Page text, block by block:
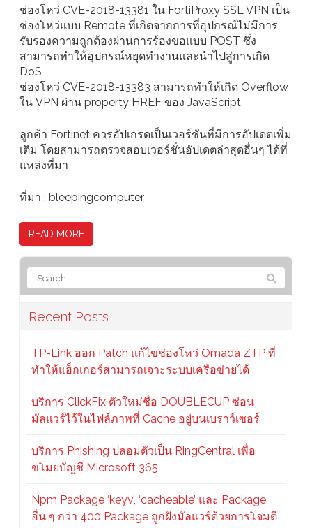
ช่องโหว่ CVE-2018-13381 ใน FortiProxy SSL VPN เป็น
ช่องโหว่แบบ Remote ที่เกิดจากการที่อุปกรณ์ไม่มีการ
รับรองความถูกต้องผ่านการร้องขอแบบ POST ซึ่ง
สามารถทำให้อุปกรณ์หยุดทำงานและนำไปสู่การเกิด
DoS
ช่องโหว่ CVE-2018-13383 สามารถทำให้เกิด Overflow
ใน VPN ผ่าน property HREF ของ JavaScript
ลูกค้า Fortinet ควรอัปเกรดเป็นเวอร์ชันที่มีการอัปเดตเพิ่ม
เติม โดยสามารถตรวจสอบเวอร์ชั่นอัปเดตล่าสุดอื่นๆ ได้ที่
แหล่งที่มา
ที่มา : bleepingcomputer
READ MORE
Recent Posts
TP-Link ออก Patch แก้ไขช่องโหว่ Omada ZTP ที่
ทำให้แฮ็กเกอร์สามารถเจาะระบบเครือข่ายได้
บริการ ClickFix ตัวใหม่ชื่อ DOUBLECUP ซ่อน
มัลแวร์ไว้ในไฟล์ภาพที่ Cache อยู่บนเบราว์เซอร์
บริการ Phishing ปลอมตัวเป็น RingCentral เพื่อ
ขโมยบัญชี Microsoft 365
Npm Package ‘keyv’, ‘cacheable’ และ Package
อื่น ๆ กว่า 400 Package ถูกฝังมัลแวร์ด้วยการโจมตี